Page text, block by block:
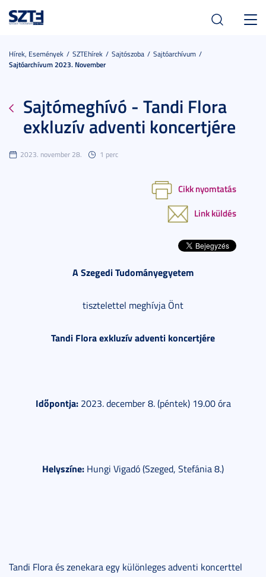
Hírek, Események SZTEhírek Sajtószoba
Sajtóarchívum
Sajtóarchívum 2023. November
Sajtómeghívó - Tandi Flora
exkluzív adventi koncertjére
2023. november 28. 1 perc
Cikk nyomtatás
Link küldés
A Szegedi Tudományegyetem
tisztelettel meghívja Önt
Tandi Flora exkluzív adventi koncertjére
Időpontja:2023. december 8. (péntek) 19.00 óra
Helyszíne: Hungi Vigadó (Szeged, Stefánia 8.)
Tandi Flora és zenekara egy különleges adventi koncerttel